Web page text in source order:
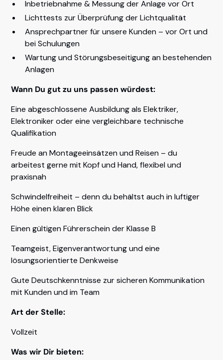
Inbetriebnahme & Messung der Anlage vor Ort
Lichttests zur Überprüfung der Lichtqualität
Ansprechpartner für unsere Kunden – vor Ort und
bei Schulungen
Wartung und Störungsbeseitigung an bestehenden
Anlagen
Wann Du gut zu uns passen würdest:
Eine abgeschlossene Ausbildung als Elektriker,
Elektroniker oder eine vergleichbare technische
Qualifikation
Freude an Montageeinsätzen und Reisen – du
arbeitest gerne mit Kopf und Hand, flexibel und
praxisnah
Schwindelfreiheit – denn du behältst auch in luftiger
Höhe einen klaren Blick
Einen gültigen Führerschein der Klasse B
Teamgeist, Eigenverantwortung und eine
lösungsorientierte Denkweise
Gute Deutschkenntnisse zur sicheren Kommunikation
mit Kunden und im Team
Art der Stelle:
Vollzeit
Was wir Dir bieten: